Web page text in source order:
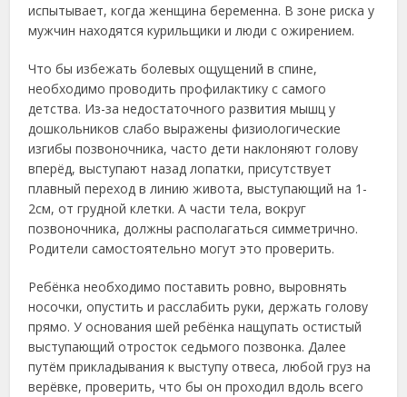
испытывает, когда женщина беременна. В зоне риска у
мужчин находятся курильщики и люди с ожирением.
Что бы избежать болевых ощущений в спине,
необходимо проводить профилактику с самого
детства. Из-за недостаточного развития мышц у
дошкольников слабо выражены физиологические
изгибы позвоночника, часто дети наклоняют голову
вперёд, выступают назад лопатки, присутствует
плавный переход в линию живота, выступающий на 1-
2см, от грудной клетки. А части тела, вокруг
позвоночника, должны располагаться симметрично.
Родители самостоятельно могут это проверить.
Ребёнка необходимо поставить ровно, выровнять
носочки, опустить и расслабить руки, держать голову
прямо. У основания шей ребёнка нащупать остистый
выступающий отросток седьмого позвонка. Далее
путём прикладывания к выступу отвеса, любой груз на
верёвке, проверить, что бы он проходил вдоль всего